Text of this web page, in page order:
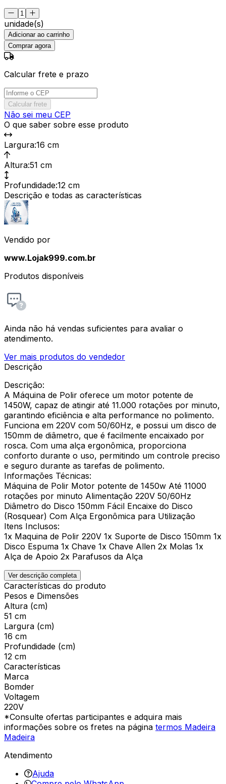
unidade(s)
Adicionar ao carrinho
Comprar agora
Calcular frete e prazo
Calcular frete
Não sei meu CEP
O que saber sobre esse produto
Largura:16 cm
Altura:51 cm
Profundidade:12 cm
Descrição e todas as características
Vendido por
www.Lojak999.com.br
Produtos disponíveis
Ainda não há vendas suficientes para avaliar o
atendimento.
Ver mais produtos do vendedor
Descrição
Descrição:
A Máquina de Polir oferece um motor potente de
1450W, capaz de atingir até 11.000 rotações por minuto,
garantindo eficiência e alta performance no polimento.
Funciona em 220V com 50/60Hz, e possui um disco de
150mm de diâmetro, que é facilmente encaixado por
rosca. Com uma alça ergonômica, proporciona
conforto durante o uso, permitindo um controle preciso
e seguro durante as tarefas de polimento.
Informações Técnicas:
Máquina de Polir Motor potente de 1450w Até 11000
rotações por minuto Alimentação 220V 50/60Hz
Diâmetro do Disco 150mm Fácil Encaixe do Disco
(Rosquear) Com Alça Ergonômica para Utilização
Itens Inclusos:
1x Maquina de Polir 220V 1x Suporte de Disco 150mm 1x
Disco Espuma 1x Chave 1x Chave Allen 2x Molas 1x
Alça de Apoio 2x Parafusos da Alça
Ver descrição completa
Características do produto
Pesos e Dimensões
Altura (cm)
51 cm
Largura (cm)
16 cm
Profundidade (cm)
12 cm
Características
Marca
Bomder
Voltagem
220V
*Consulte ofertas participantes e adquira mais
informações sobre os fretes na página termos Madeira
Madeira
Atendimento
Ajuda